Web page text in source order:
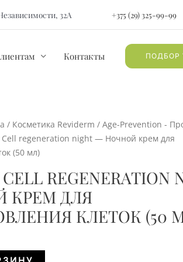
32А +375 (29) 325-99-99
Контакты ПОДБОР
/ Косметика Reviderm / Age-Prevention -
Cell regeneration night — Ночной крем для
(50 мл)
REGENERATION
КРЕМ ДЛЯ
КЛЕТОК (50